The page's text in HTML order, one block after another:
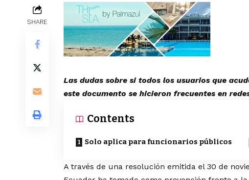
SHARE
Las dudas sobre si todos los usuarios que
este documento se hicieron frecuentes en
Contents
Solo aplica para funcionarios públicos
A través de una resolución emitida el 30 de